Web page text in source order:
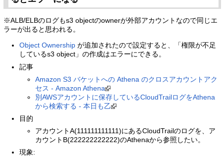
※ALB/ELBのログもs3 objectのownerが外部アカウントなので同じエ
ラーが出ると思われる。
Object Ownership が追加されたので設定すると、「権限が不足
しているs3 object」の作成はエラーにできる。
記事
Amazon S3 バケットへの Athena のクロスアカウントアク
セス - Amazon Athena
別AWSアカウントに保存しているCloudTrailログをAthena
から検索する - 本日も乙
目的
アカウントA(111111111111)にあるCloudTrailのログを、ア
カウントB(222222222222)のAthenaから参照したい。
現象: